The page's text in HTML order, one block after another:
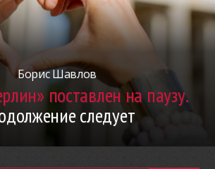
Борис Шавлов
поставлен на паузу.
следует